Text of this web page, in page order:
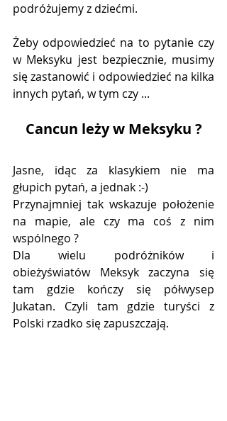
podróżujemy z dziećmi.
Żeby odpowiedzieć na to pytanie czy
w Meksyku jest bezpiecznie, musimy
się zastanowić i odpowiedzieć na kilka
innych pytań, w tym czy ...
Cancun leży w Meksyku ?
Jasne, idąc za klasykiem nie ma
głupich pytań, a jednak :-)
Przynajmniej tak wskazuje położenie
na mapie, ale czy ma coś z nim
wspólnego ?
Dla wielu podróżników i
obieżyświatów Meksyk zaczyna się
tam gdzie kończy się półwysep
Jukatan. Czyli tam gdzie turyści z
Polski rzadko się zapuszczają.